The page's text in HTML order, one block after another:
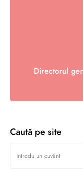
Directorul
Caută pe site